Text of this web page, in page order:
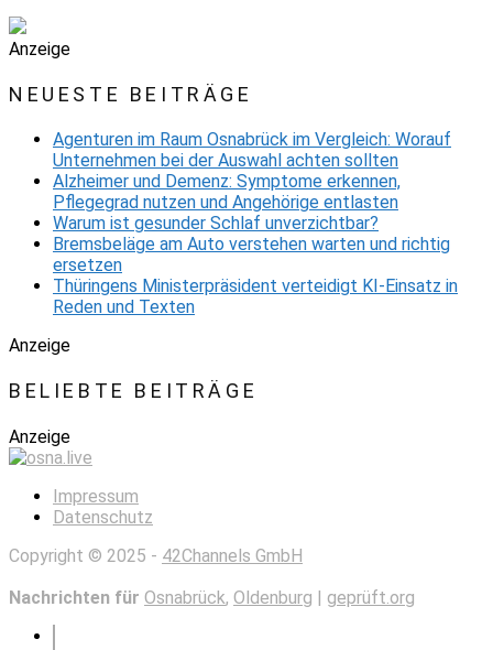
Anzeige
NEUESTE BEITRÄGE
Agenturen im Raum Osnabrück im Vergleich: Worauf
Unternehmen bei der Auswahl achten sollten
Alzheimer und Demenz: Symptome erkennen,
Pflegegrad nutzen und Angehörige entlasten
Warum ist gesunder Schlaf unverzichtbar?
Bremsbeläge am Auto verstehen warten und richtig
ersetzen
Thüringens Ministerpräsident verteidigt KI-Einsatz in
Reden und Texten
Anzeige
BELIEBTE BEITRÄGE
Anzeige
Impressum
Datenschutz
Copyright © 2025 - 42Channels GmbH
Nachrichten für Osnabrück, Oldenburg | geprüft.org